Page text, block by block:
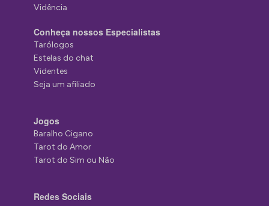
Vidência
Conheça nossos Especialistas
Tarólogos
Estelas do chat
Videntes
Seja um afiliado
Jogos
Baralho Cigano
Tarot do Amor
Tarot do Sim ou Não
Redes Sociais